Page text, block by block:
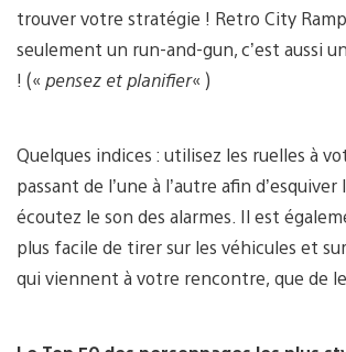
trouver votre stratégie ! Retro City
seulement un run-and-gun, c’est aussi
! (« pensez et planifier« )
Quelques indices : utilisez les ruelles à
passant de l’une à l’autre afin
écoutez le son des alarmes. Il est
plus facile de tirer sur les véhicules et
qui viennent à votre rencontre, que de